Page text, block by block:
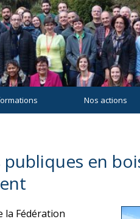
Nos actions
en
la Fédération